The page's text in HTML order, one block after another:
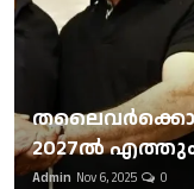
2027ല്‍
Admin Nov 6, 2025 0